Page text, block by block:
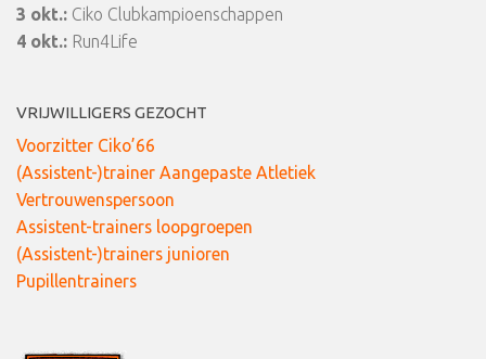
3 okt.: Ciko Clubkampioenschappen
4 okt.: Run4Life
VRIJWILLIGERS GEZOCHT
Voorzitter Ciko’66
(Assistent-)trainer Aangepaste Atletiek
Vertrouwenspersoon
Assistent-trainers loopgroepen
(Assistent-)trainers junioren
Pupillentrainers